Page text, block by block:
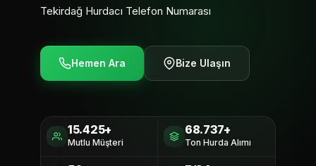
Tekirdağ Hurdacı Telefon Numarası
Hemen Ara Bize Ulaşın
15.425+
Mutlu Müşteri
68.737+
Ton Hurda Alımı